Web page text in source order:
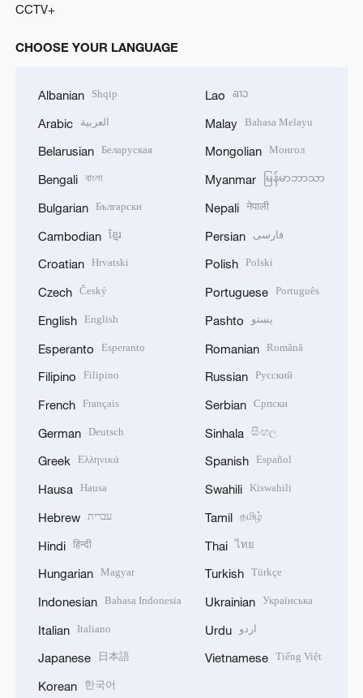
CCTV+
CHOOSE YOUR LANGUAGE
Albanian Shqip
Arabic العربية
Belarusian Беларуская
Bengali বাংলা
Bulgarian Български
Cambodian ខ្មែរ
Croatian Hrvatski
Czech Český
English English
Esperanto Esperanto
Filipino Filipino
French Français
German Deutsch
Greek Ελληνικά
Hausa Hausa
Hebrew עברית
Hindi हिन्दी
Hungarian Magyar
Indonesian Bahasa Indonesia
Italian Italiano
Japanese 日本語
Korean 한국어
Lao ລາວ
Malay Bahasa Melayu
Mongolian Монгол
Myanmar မြန်မာဘာသာ
Nepali नेपाली
Persian فارسی
Polish Polski
Portuguese Português
Pashto پښتو
Romanian Română
Russian Русский
Serbian Српски
Sinhala සිංහල
Spanish Español
Swahili Kiswahili
Tamil தமிழ்
Thai ไทย
Turkish Türkçe
Ukrainian Українська
Urdu اردو
Vietnamese Tiếng Việt